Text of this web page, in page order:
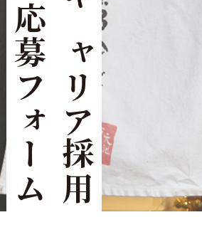
キャリア採用
応募フォーム